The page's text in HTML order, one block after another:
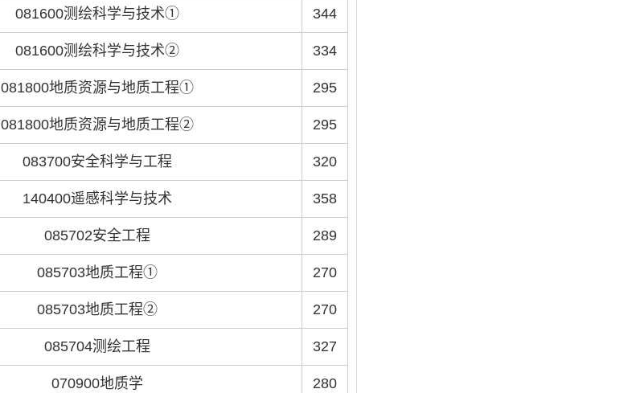
081600测绘科学与技术① 344
081600测绘科学与技术② 334
081800地质资源与地质工程① 295
081800地质资源与地质工程② 295
083700安全科学与工程 320
140400遥感科学与技术 358
085702安全工程 289
085703地质工程① 270
085703地质工程② 270
085704测绘工程 327
070900地质学 280